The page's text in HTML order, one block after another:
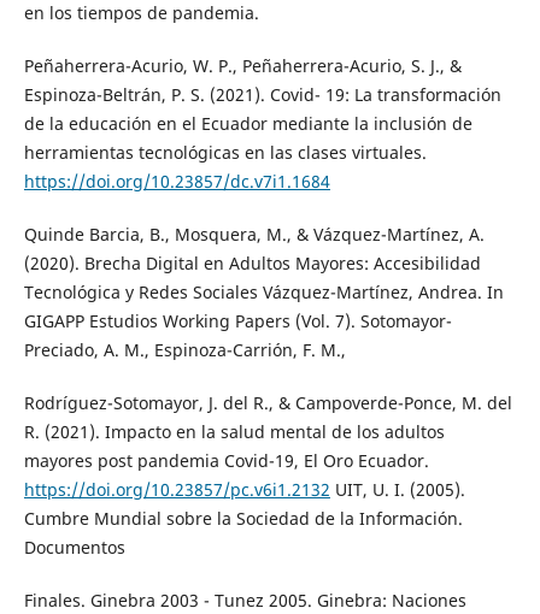
en los tiempos de pandemia.
Peñaherrera-Acurio, W. P., Peñaherrera-Acurio, S. J., &
Espinoza-Beltrán, P. S. (2021). Covid- 19: La transformación
de la educación en el Ecuador mediante la inclusión de
herramientas tecnológicas en las clases virtuales.
https://doi.org/10.23857/dc.v7i1.1684
Quinde Barcia, B., Mosquera, M., & Vázquez-Martínez, A.
(2020). Brecha Digital en Adultos Mayores: Accesibilidad
Tecnológica y Redes Sociales Vázquez-Martínez, Andrea. In
GIGAPP Estudios Working Papers (Vol. 7). Sotomayor-
Preciado, A. M., Espinoza-Carrión, F. M.,
Rodríguez-Sotomayor, J. del R., & Campoverde-Ponce, M. del
R. (2021). Impacto en la salud mental de los adultos
mayores post pandemia Covid-19, El Oro Ecuador.
https://doi.org/10.23857/pc.v6i1.2132 UIT, U. I. (2005).
Cumbre Mundial sobre la Sociedad de la Información.
Documentos
Finales. Ginebra 2003 - Tunez 2005. Ginebra: Naciones